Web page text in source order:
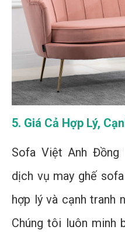
5. Giá Cả Hợp Lý,
Sofa Việt Anh
dịch vụ may ghế
hợp lý và cạnh tranh
Chúng tôi luôn minh